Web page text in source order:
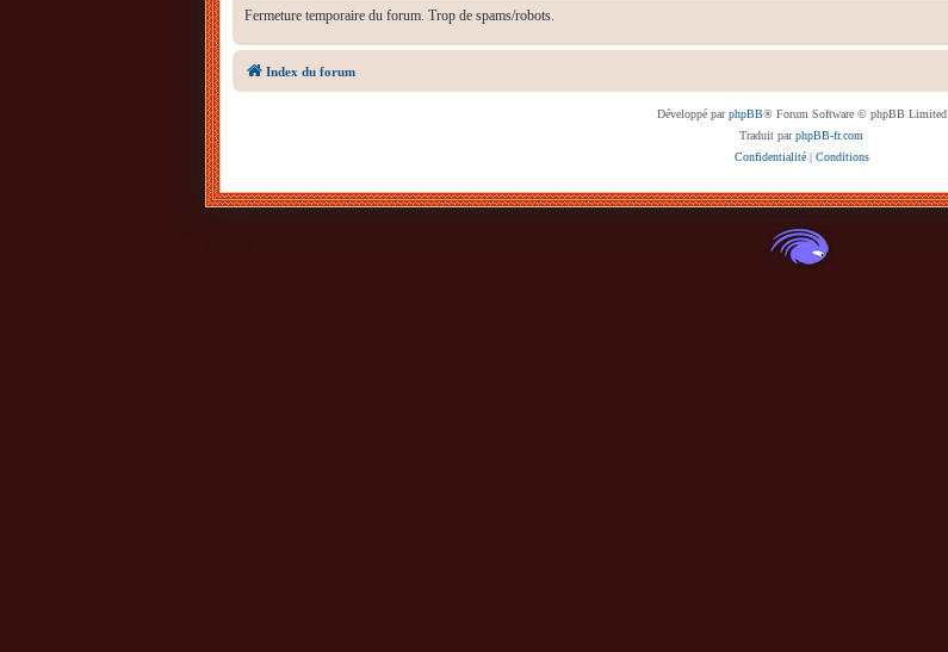
Fermeture temporaire du forum. Trop de spams/robots.
Index du forum
Développé parphpBB® Forum Software © phpBB Limited
Traduit parphpBB-fr.com
Confidentialité| Conditions